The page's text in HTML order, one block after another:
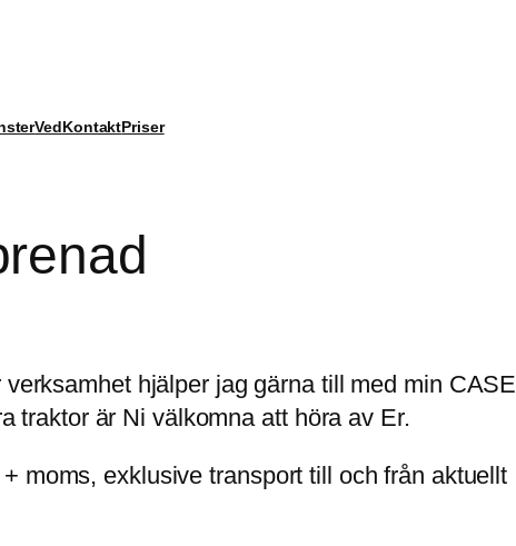
VedKontaktPriser
hjälper jag gärna till med min CASE
traktor är Ni välkomna att höra av Er.
moms, exklusive transport till och från aktuellt